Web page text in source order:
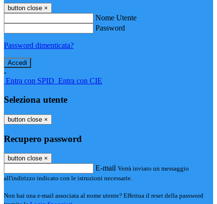
button close ×
Nome Utente
Password
Password dimenticata?
-
Entra con SPID Entra con CIE
Seleziona utente
button close ×
Recupero password
button close ×
E-mail Verrà inviato un messaggio
all'indirizzo indicato con le istruzioni necessarie.
Non hai una e-mail associata al nome utente? Effettua il reset della password